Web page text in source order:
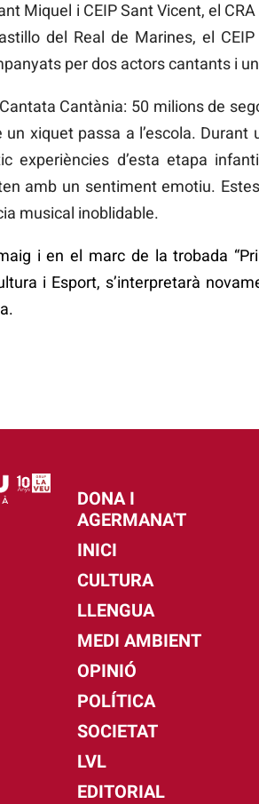
Miquel i CEIP Sant Vicent, el
del Real de Marines, el
per dos actors cantants i
Cantània: 50 milions de
xiquet passa a l’escola.
experiències d’esta etapa
amb un sentiment emotiu.
musical inoblidable.
i en el marc de la trobada
i Esport, s’interpretarà
DONA I
AGERMANA'T
INICI
CULTURA
LLENGUA
MEDI AMBIENT
OPINIÓ
POLÍTICA
SOCIETAT
LVL
EDITORIAL